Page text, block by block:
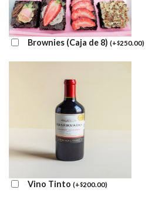
Brownies (Caja de 8) (+$250.00)
Vino Tinto (+$200.00)